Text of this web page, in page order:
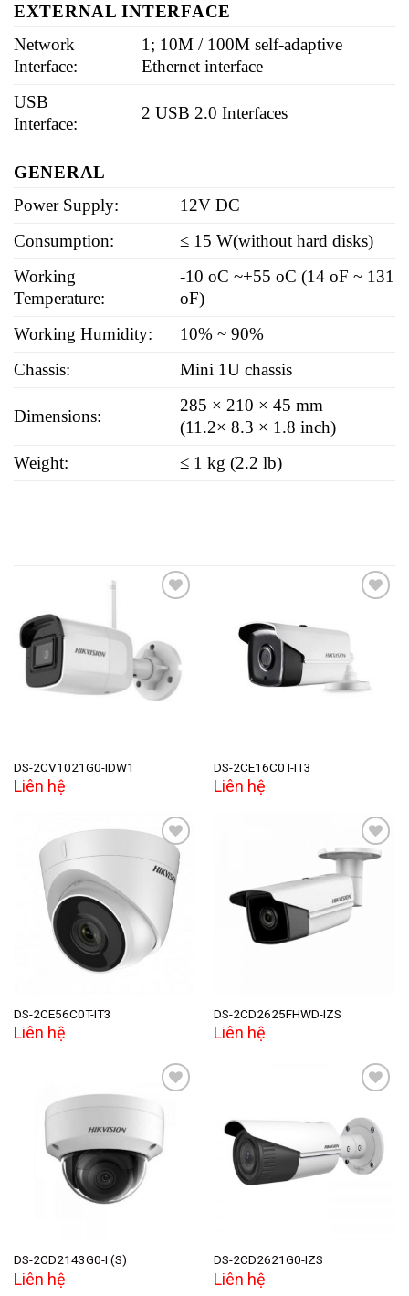
EXTERNAL INTERFACE
Network
Interface:
1; 10M / 100M self-adaptive
Ethernet interface
USB
Interface:
2 USB 2.0 Interfaces
GENERAL
Power Supply:
12V DC
Consumption:
≤ 15 W(without hard disks)
Working
Temperature:
-10 oC ~+55 oC (14 oF ~ 131
oF)
Working Humidity:
10% ~ 90%
Chassis:
Mini 1U chassis
Dimensions:
285 × 210 × 45 mm
(11.2× 8.3 × 1.8 inch)
Weight:
≤ 1 kg (2.2 lb)
Add to
wishlist
DS-2CV1021G0-IDW1
Liên hệ
wishlist
DS-2CE16C0T-IT3
Liên hệ
Add to
wishlist
DS-2CE56C0T-IT3
Liên hệ
Add to
wishlist
DS-2CD2625FHWD-IZS
Liên hệ
wishlist
DS-2CD2143G0-I (S)
Liên hệ
Add to
wishlist
DS-2CD2621G0-IZS
Liên hệ